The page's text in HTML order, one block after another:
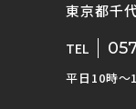
東京都千
TEL
平日10時〜